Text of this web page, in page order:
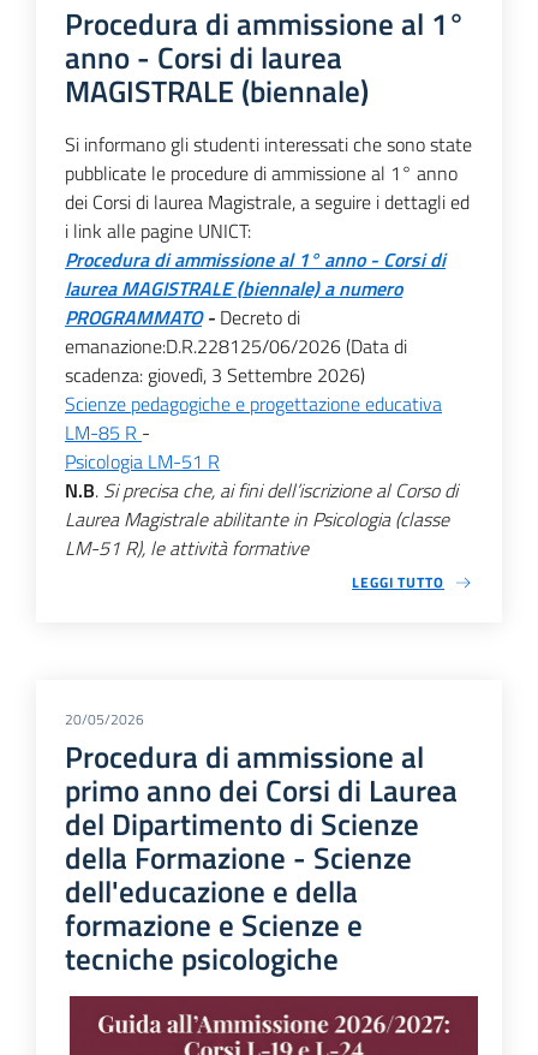
Procedura di ammissione al 1°
anno - Corsi di laurea
MAGISTRALE (biennale)
Si informano gli studenti interessati che sono state
pubblicate le procedure di ammissione al 1° anno
dei Corsi di laurea Magistrale, a seguire i dettagli ed
i link alle pagine UNICT:
Procedura di ammissione al 1° anno - Corsi di
laurea MAGISTRALE (biennale) a numero
PROGRAMMATO- Decreto di
emanazione:D.R.228125/06/2026 (Data di
scadenza: giovedì, 3 Settembre 2026)
Scienze pedagogiche e progettazione educativa
LM-85 R -
Psicologia LM-51 R
N.B. Si precisa che, ai fini dell’iscrizione al Corso di
Laurea Magistrale abilitante in Psicologia (classe
LM-51 R), le attività formative
LEGGI TUTTO
20/05/2026
Procedura di ammissione al
primo anno dei Corsi di Laurea
del Dipartimento di Scienze
della Formazione - Scienze
dell'educazione e della
formazione e Scienze e
tecniche psicologiche